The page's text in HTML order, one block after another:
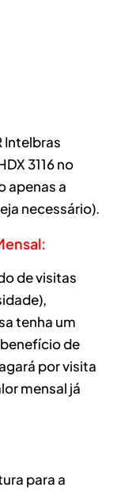
Intelbras
3116 no
apenas a
necessário).
de visitas
tenha um
de
por visita
mensal já
para a